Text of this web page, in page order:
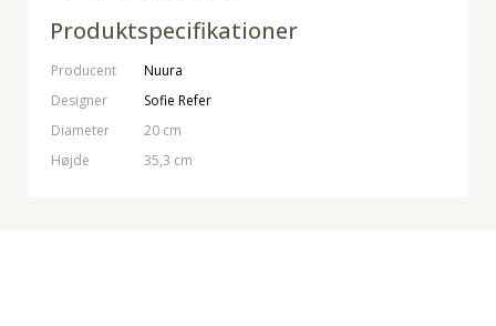
Produktspecifikationer
Producent
Nuura
Designer
Sofie Refer
Diameter
20 cm
Højde
35,3 cm